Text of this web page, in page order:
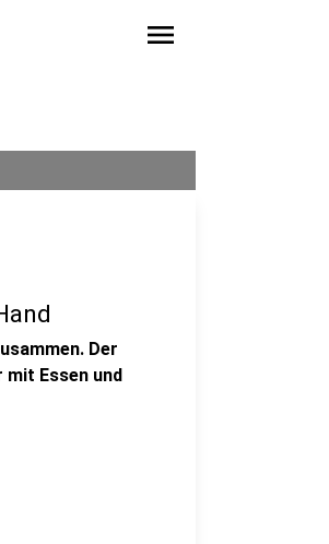
menu
Der
Essen und